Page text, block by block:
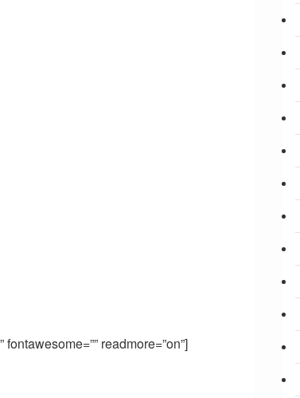
fontawesome=”” readmore=”on”]